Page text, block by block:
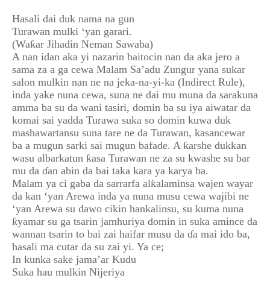
Hasali dai duk nama na gun
Turawan mulki ‘yan garari.
(Waƙar Jihadin Neman Sawaba)
A nan idan aka yi nazarin baitocin nan da aka jero a
sama za a ga cewa Malam Sa’adu Zungur yana sukar
salon mulkin nan ne na jeka-na-yi-ka (Indirect Rule),
inda yake nuna cewa, suna ne dai mu muna da sarakuna
amma ba su da wani tasiri, domin ba su iya aiwatar da
komai sai yadda Turawa suka so domin kuwa duk
mashawartansu suna tare ne da Turawan, kasancewar
ba a mugun sarki sai mugun bafade. A ƙarshe dukkan
wasu albarkatun ƙasa Turawan ne za su kwashe su bar
mu da ɗan abin da bai taka kara ya karya ba.
Malam ya ci gaba da sarrarfa alƙalaminsa wajen wayar
da kan ‘yan Arewa inda ya nuna musu cewa wajibi ne
‘yan Arewa su dawo cikin hankalinsu, su kuma nuna
ƙyamar su ga tsarin jamhuriya domin in suka amince da
wannan tsarin to bai zai haifar musu da ɗa mai ido ba,
hasali ma cutar da su zai yi. Ya ce;
In kunka sake jama’ar Kudu
Suka hau mulkin Nijeriya